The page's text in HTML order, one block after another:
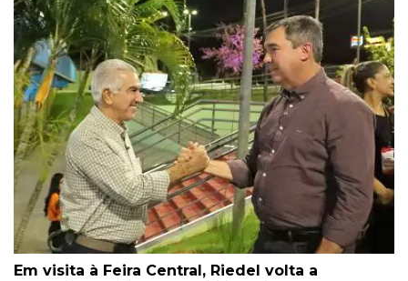
Em visita à Feira Central, Riedel volta a